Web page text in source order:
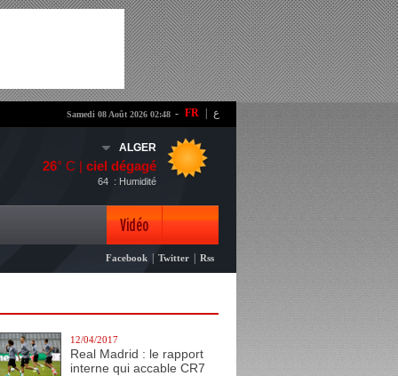
- FR ع Samedi 08 Août 2026 02:48
ALGER
26° C | ciel dégagé
: Humidité
64
Vidéo
Photo
Facebook Twitter Rss
12/04/2017
Real Madrid : le rapport
interne qui accable CR7